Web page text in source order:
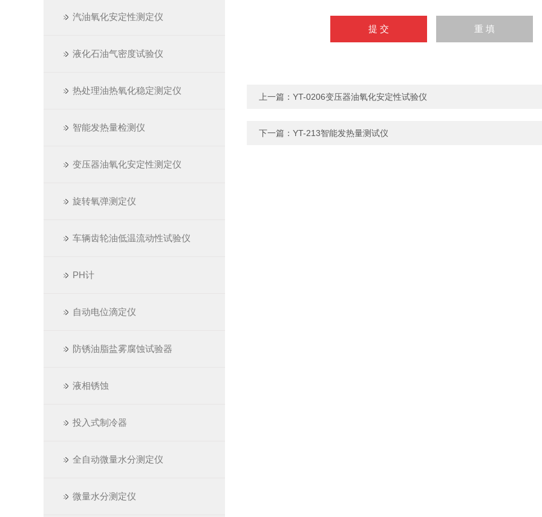
汽油氧化安定性测定仪
液化石油气密度试验仪
热处理油热氧化稳定测定仪
智能发热量检测仪
变压器油氧化安定性测定仪
旋转氧弹测定仪
车辆齿轮油低温流动性试验仪
PH计
自动电位滴定仪
防锈油脂盐雾腐蚀试验器
液相锈蚀
投入式制冷器
全自动微量水分测定仪
微量水分测定仪
上一篇： YT-0206变压器油氧化安定性试验仪
下一篇： YT-213智能发热量测试仪